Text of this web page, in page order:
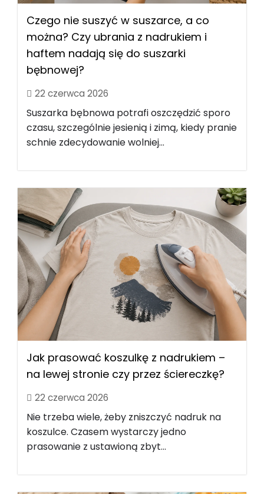
Czego nie suszyć w suszarce, a co
można? Czy ubrania z nadrukiem i
haftem nadają się do suszarki
bębnowej?
22 czerwca 2026
Suszarka bębnowa potrafi oszczędzić sporo
czasu, szczególnie jesienią i zimą, kiedy pranie
schnie zdecydowanie wolniej...
Jak prasować koszulkę z nadrukiem –
na lewej stronie czy przez ściereczkę?
22 czerwca 2026
Nie trzeba wiele, żeby zniszczyć nadruk na
koszulce. Czasem wystarczy jedno
prasowanie z ustawioną zbyt...